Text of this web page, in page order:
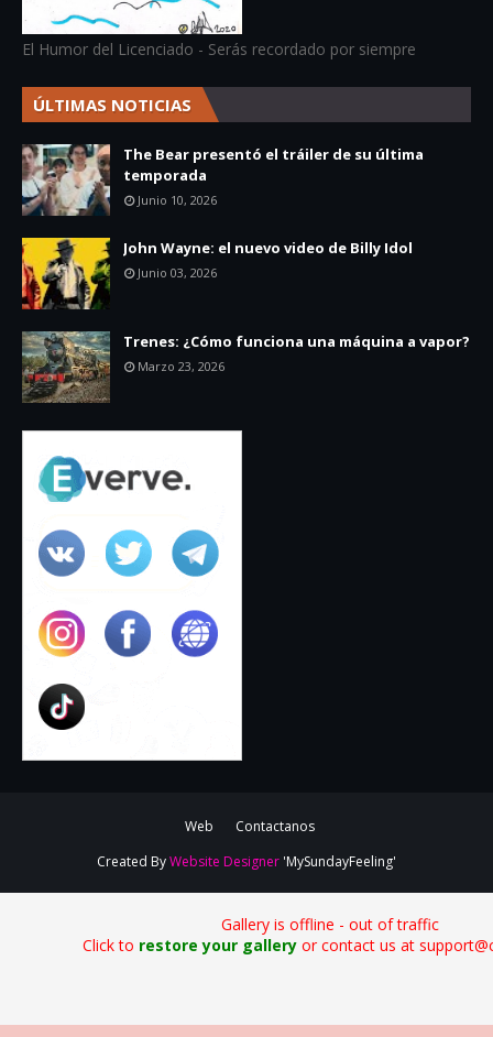
El Humor del Licenciado - Serás recordado por siempre
ÚLTIMAS NOTICIAS
The Bear presentó el tráiler de su última
temporada
Junio 10, 2026
John Wayne: el nuevo video de Billy Idol
Junio 03, 2026
Trenes: ¿Cómo funciona una máquina a vapor?
Marzo 23, 2026
Web
Contactanos
Created ByWebsite Designer 'MySundayFeeling'
Gallery is offline - out of traffic
Click to restore your galleryor contact us at